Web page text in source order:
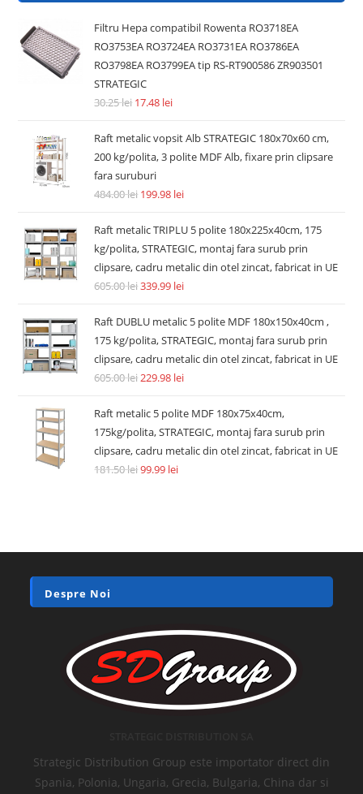
Filtru Hepa compatibil Rowenta RO3718EA
RO3753EA RO3724EA RO3731EA RO3786EA
RO3798EA RO3799EA tip RS-RT900586 ZR903501
STRATEGIC
30.25lei 17.48 lei
Raft metalic vopsit Alb STRATEGIC 180x70x60 cm,
200 kg/polita, 3 polite MDF Alb, fixare prin clipsare
fara suruburi
484.00lei 199.98 lei
Raft metalic TRIPLU 5 polite 180x225x40cm, 175
kg/polita, STRATEGIC, montaj fara surub prin
clipsare, cadru metalic din otel zincat, fabricat in UE
605.00lei339.99 lei
Raft DUBLU metalic 5 polite MDF 180x150x40cm ,
175 kg/polita, STRATEGIC, montaj fara surub prin
clipsare, cadru metalic din otel zincat, fabricat in UE
605.00lei229.98 lei
Raft metalic 5 polite MDF 180x75x40cm,
175kg/polita, STRATEGIC, montaj fara surub prin
clipsare, cadru metalic din otel zincat, fabricat in UE
181.50lei99.99 lei
Despre Noi
Strategic Distribution Group este importator direct din
Spania, Polonia, Ungaria, Grecia, Bulgaria, China dar si